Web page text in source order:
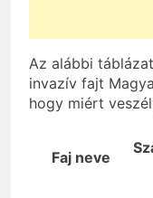
Az alábbi
invazív fajt
hogy miért
Faj neve